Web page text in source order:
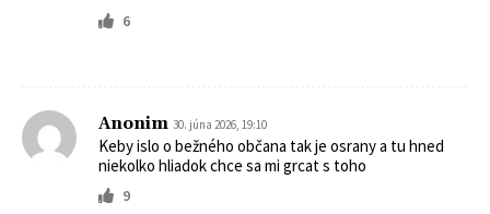
6
Anonim 30. júna 2026, 19:10
Keby islo o bežného občana tak je osrany a tu hned
niekolko hliadok chce sa mi grcat s toho
9